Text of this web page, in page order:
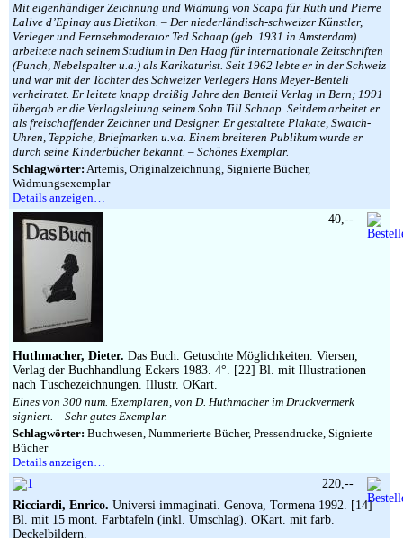
Mit eigenhändiger Zeichnung und Widmung von Scapa für Ruth und Pierre
Lalive d’Epinay aus Dietikon. – Der niederländisch-schweizer Künstler,
Verleger und Fernsehmoderator Ted Schaap (geb. 1931 in Amsterdam)
arbeitete nach seinem Studium in Den Haag für internationale Zeitschriften
(Punch, Nebelspalter u.a.) als Karikaturist. Seit 1962 lebte er in der Schweiz
und war mit der Tochter des Schweizer Verlegers Hans Meyer-Benteli
verheiratet. Er leitete knapp dreißig Jahre den Benteli Verlag in Bern; 1991
übergab er die Verlagsleitung seinem Sohn Till Schaap. Seitdem arbeitet er
als freischaffender Zeichner und Designer. Er gestaltete Plakate, Swatch-
Uhren, Teppiche, Briefmarken u.v.a. Einem breiteren Publikum wurde er
durch seine Kinderbücher bekannt. – Schönes Exemplar.
Schlagwörter: Artemis, Originalzeichnung, Signierte Bücher,
Widmungsexemplar
Details anzeigen…
Huthmacher, Dieter. Das Buch. Getuschte Möglichkeiten. Viersen,
Verlag der Buchhandlung Eckers 1983. 4°. [22] Bl. mit Illustrationen
nach Tuschezeichnungen. Illustr. OKart.
Eines von 300 num. Exemplaren, von D. Huthmacher im Druckvermerk
signiert. – Sehr gutes Exemplar.
Schlagwörter: Buchwesen, Nummerierte Bücher, Pressendrucke, Signierte
Bücher
Details anzeigen…
40,--
Ricciardi, Enrico. Universi immaginati. Genova, Tormena 1992. [14]
Bl. mit 15 mont. Farbtafeln (inkl. Umschlag). OKart. mit farb.
Deckelbildern.
220,--